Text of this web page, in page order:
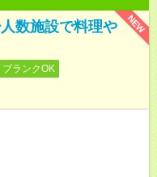
NEW
数施設で料理や
ブランクOK